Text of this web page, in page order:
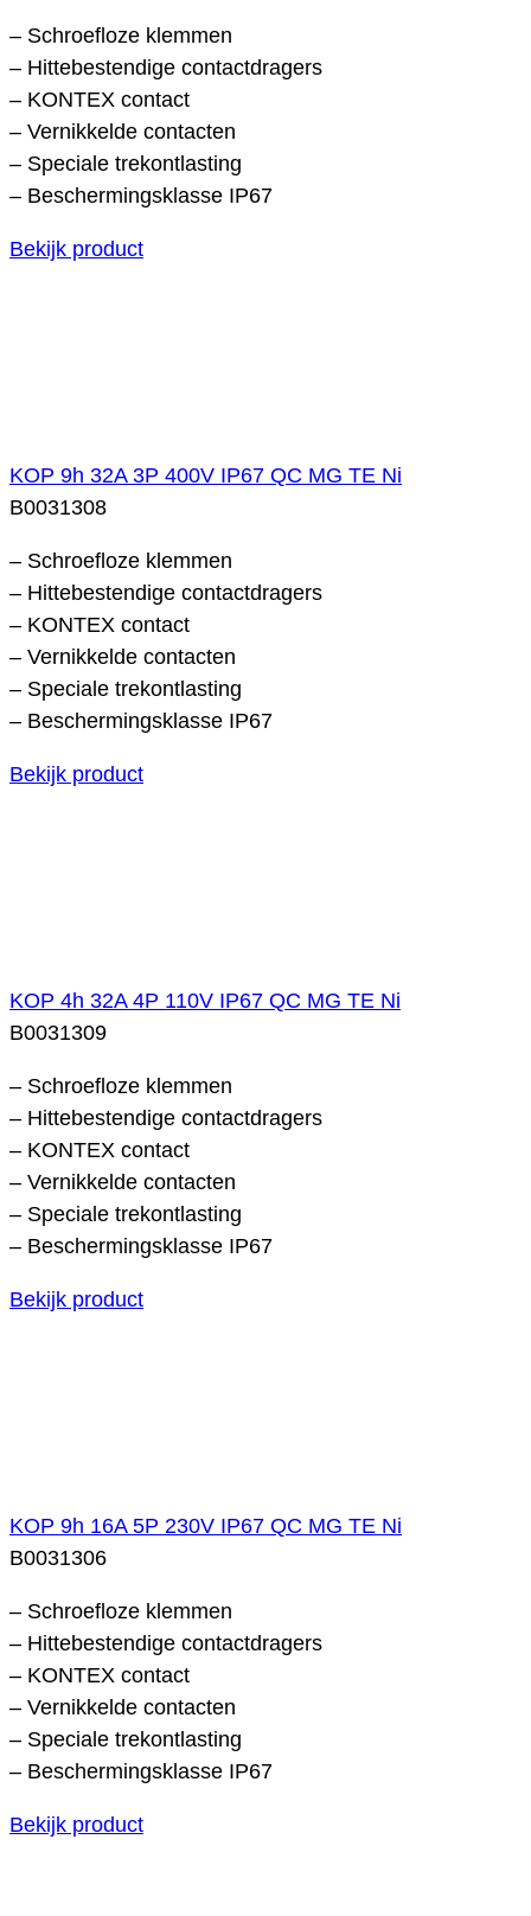
– Schroefloze klemmen
– Hittebestendige contactdragers
– KONTEX contact
– Vernikkelde contacten
– Speciale trekontlasting
– Beschermingsklasse IP67
Bekijk product
KOP 9h 32A 3P 400V IP67 QC MG TE Ni
B0031308
– Schroefloze klemmen
– Hittebestendige contactdragers
– KONTEX contact
– Vernikkelde contacten
– Speciale trekontlasting
– Beschermingsklasse IP67
Bekijk product
KOP 4h 32A 4P 110V IP67 QC MG TE Ni
B0031309
– Schroefloze klemmen
– Hittebestendige contactdragers
– KONTEX contact
– Vernikkelde contacten
– Speciale trekontlasting
– Beschermingsklasse IP67
Bekijk product
KOP 9h 16A 5P 230V IP67 QC MG TE Ni
B0031306
– Schroefloze klemmen
– Hittebestendige contactdragers
– KONTEX contact
– Vernikkelde contacten
– Speciale trekontlasting
– Beschermingsklasse IP67
Bekijk product